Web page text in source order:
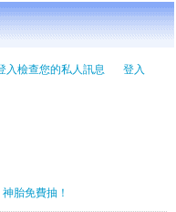
入檢查您的私人訊息 登入
胎免費抽！